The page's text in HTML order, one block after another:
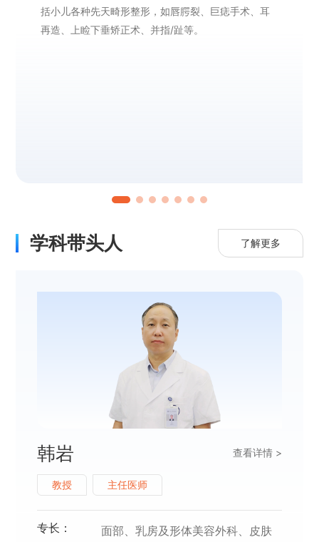
括小儿各种先天畸形整形，如唇腭裂、巨痣手术、耳
再造、上睑下垂矫正术、并指/趾等。
学科带头人 了解更多
韩岩 查看详情 >
教授 主任医师
专长： 面部、乳房及形体美容外科、皮肤